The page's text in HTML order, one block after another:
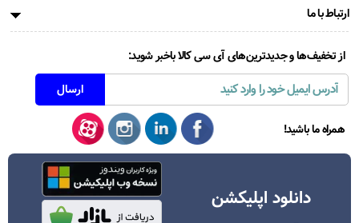
ارتباط با ما
از تخفیف‌ها و جدیدترین‌های آی سی کالا باخبر شوید:
همراه ما باشید!
دانلود اپلیکشن